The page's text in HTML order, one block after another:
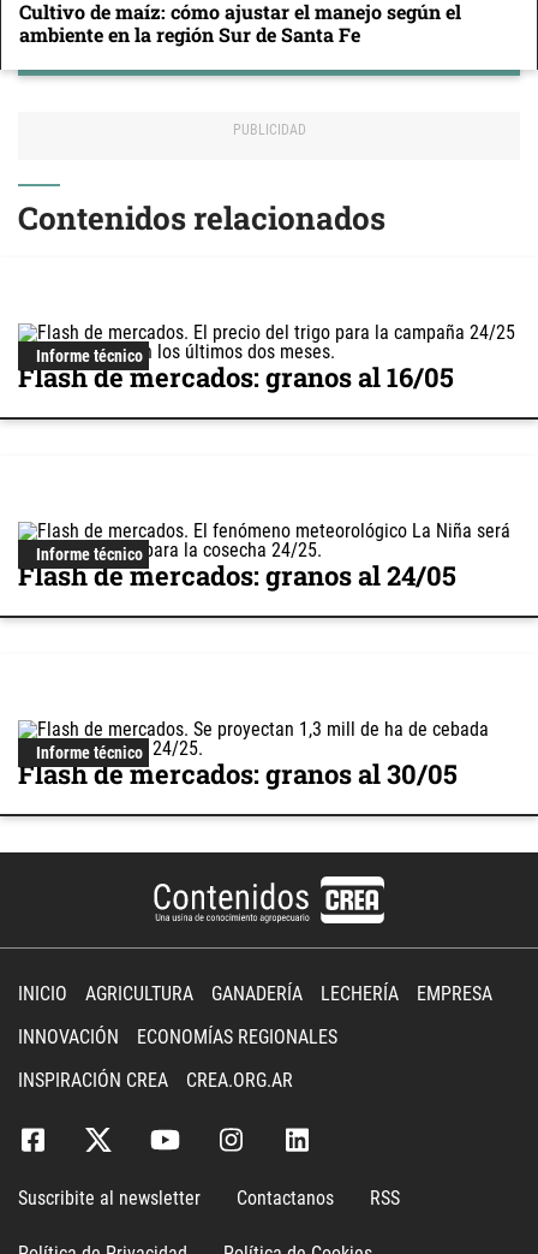
Cultivo de maíz: cómo ajustar el manejo según el
ambiente en la región Sur de Santa Fe
Contenidos relacionados
Informe técnico
Flash de mercados: granos al 16/05
Informe técnico
Flash de mercados: granos al 24/05
Informe técnico
Flash de mercados: granos al 30/05
INICIO AGRICULTURA GANADERÍA LECHERÍA
EMPRESA
INNOVACIÓN
ECONOMÍAS REGIONALES
INSPIRACIÓN CREA
CREA.ORG.AR
Suscribite al newsletter Contactanos RSS